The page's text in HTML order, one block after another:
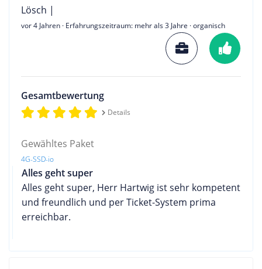
Lösch |
vor 4 Jahren · Erfahrungszeitraum: mehr als 3 Jahre · organisch
Gesamtbewertung
Details
Gewähltes Paket
4G-SSD-io
Alles geht super
Alles geht super, Herr Hartwig ist sehr kompetent
und freundlich und per Ticket-System prima
erreichbar.